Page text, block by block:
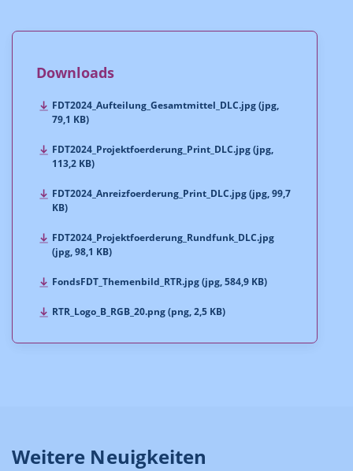
Downloads
FDT2024_Aufteilung_Gesamtmittel_DLC.jpg (jpg,
79,1 KB)
FDT2024_Projektfoerderung_Print_DLC.jpg (jpg,
113,2 KB)
FDT2024_Anreizfoerderung_Print_DLC.jpg (jpg, 99,7
KB)
FDT2024_Projektfoerderung_Rundfunk_DLC.jpg
(jpg, 98,1 KB)
FondsFDT_Themenbild_RTR.jpg (jpg, 584,9 KB)
RTR_Logo_B_RGB_20.png (png, 2,5 KB)
Weitere Neuigkeiten